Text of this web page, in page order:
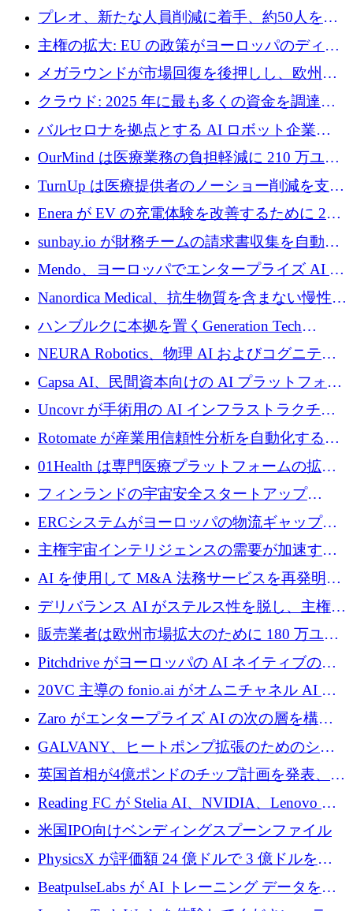
Bending Spoonsが米国IPOを申請、英国首相が
4億ポンドのチップ計画を発表
プレオ、新たな人員削減に着手、約50人を解
雇
主権の拡大: EU の政策がヨーロッパのディー
プテック戦略をどのように再構築しているか
メガラウンドが市場回復を後押しし、欧州の
ハイテク資金調達は5月に105億ユーロに回復
クラウド: 2025 年に最も多くの資金を調達し
た 10 社
バルセロナを拠点とする AI ロボット企業
Theker が 8,500 万ドルを調達
OurMind は医療業務の負担軽減に 210 万ユー
ロを寄付
TurnUp は医療提供者のノーショー削減を支援
するために 200 万ユーロを調達
Enera が EV の充電体験を改善するために 200
万ドルを調達
sunbay.io が財務チームの請求書収集を自動化
するために 55 万ユーロを調達
Mendo、ヨーロッパでエンタープライズ AI 導
入を拡大するために 1,200 万ユーロを確保
Nanordica Medical、抗生物質を含まない慢性創
傷治療薬を市場に投入するために 160 万ユー
ロを調達
ハンブルクに本拠を置くGeneration Tech
Partnersが5,000万ユーロのAIロールアップファ
NEURA Robotics、物理 AI およびコグニティ
ブ ロボティクス プラットフォームを拡張する
ためにシリーズ C で最大 14 億ドルを確保
Capsa AI、民間資本向けの AI プラットフォー
ムを拡大するために 1,800 万ドルを調達
Uncovr が手術用の AI インフラストラクチャ
を構築するために 700 万ドルを調達
Rotomate が産業用信頼性分析を自動化するた
めに 210 万ユーロを調達
01Health は専門医療プラットフォームの拡大
に 1,500 万ドルを確保
フィンランドの宇宙安全スタートアップ
Aavuus が、スペースデブリ追跡に取り組むプ
レシード資金を獲得
ERCシステムがヨーロッパの物流ギャップを
埋めるために設計された重量物運搬用eVTOL
であるVictorを発表
主権宇宙インテリジェンスの需要が加速する
中、ICEYEは評価額100億ユーロ以上で4億
5,000万ユーロを調達
AI を使用して M&A 法務サービスを再発明す
るために 110 万ユーロを適切に確保
デリバランス AI がステルス性を脱し、主権の
あるエンタープライズ AI を強化
販売業者は欧州市場拡大のために 180 万ユー
ロを確保
Pitchdrive がヨーロッパの AI ネイティブの創
業者を支援するために 6,000 万ユーロを調達
20VC 主導の fonio.ai がオムニチャネル AI プ
ラットフォームのために 1,700 万ドルを調達
Zaro がエンタープライズ AI の次の層を構築
するために 510 万ドルを獲得
GALVANY、ヒートポンプ拡張のためのシー
ドラウンドで1,000万ユーロを確保
英国首相が4億ポンドのチップ計画を発表、英
国の新興企業は「ここで拡大」し「ここに留
まる」
Reading FC が Stelia AI、NVIDIA、Lenovo と
協力して AI Center of Excellence を立ち上げ
米国IPO向けベンディングスプーンファイル
PhysicsX が評価額 24 億ドルで 3 億ドルを調
達
BeatpulseLabs が AI トレーニング データを拡
張するために 180 万ドルのプレシードを調達